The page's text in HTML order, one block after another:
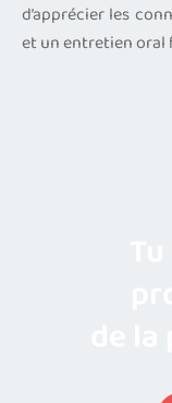
d’apprécier les
et un entretien oral